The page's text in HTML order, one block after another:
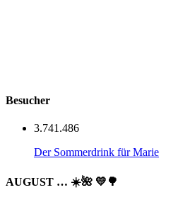
Besucher
3.741.486
Der Sommerdrink für Marie
AUGUST … ☀️🌺 💛🌳